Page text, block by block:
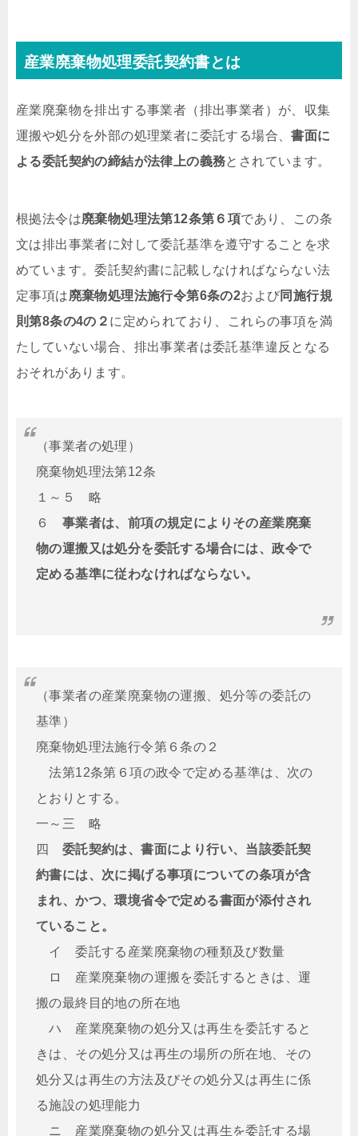
産業廃棄物処理委託契約書とは
産業廃棄物を排出する事業者（排出事業者）が、収集
運搬や処分を外部の処理業者に委託する場合、書面に
よる委託契約の締結が法律上の義務とされています。
根拠法令は廃棄物処理法第12条第６項であり、この条
文は排出事業者に対して委託基準を遵守することを求
めています。委託契約書に記載しなければならない法
定事項は廃棄物処理法施行令第6条の2および同施行規
則第8条の4の２ に定められており、これらの事項を満
たしていない場合、排出事業者は委託基準違反となる
おそれがあります。
（事業者の処理）
廃棄物処理法第12条
１～５ 略
６ 事業者は、前項の規定によりその産業廃棄
物の運搬又は処分を委託する場合には、政令で
定める基準に従わなければならない。
（事業者の産業廃棄物の運搬、処分等の委託の
基準）
廃棄物処理法施行令第６条の２
法第12条第６項の政令で定める基準は、次の
とおりとする。
一～三 略
四 委託契約は、書面により行い、当該委託契
約書には、次に掲げる事項についての条項が含
まれ、かつ、環境省令で定める書面が添付され
ていること。
イ 委託する産業廃棄物の種類及び数量
ロ 産業廃棄物の運搬を委託するときは、運
搬の最終目的地の所在地
ハ 産業廃棄物の処分又は再生を委託すると
きは、その処分又は再生の場所の所在地、その
処分又は再生の方法及びその処分又は再生に係
る施設の処理能力
ニ 産業廃棄物の処分又は再生を委託する場